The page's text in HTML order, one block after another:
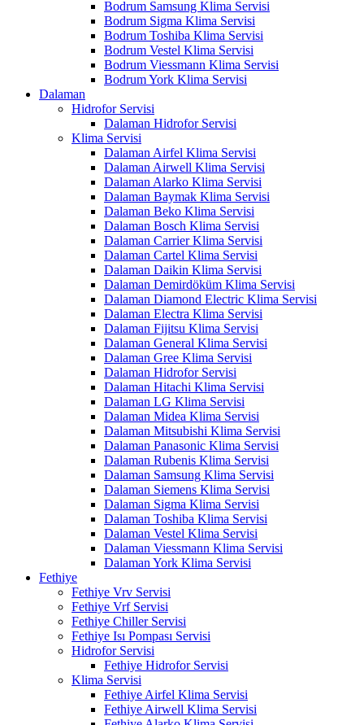
Bodrum Samsung Klima Servisi
Bodrum Sigma Klima Servisi
Bodrum Toshiba Klima Servisi
Bodrum Vestel Klima Servisi
Bodrum Viessmann Klima Servisi
Bodrum York Klima Servisi
Dalaman
Hidrofor Servisi
Dalaman Hidrofor Servisi
Klima Servisi
Dalaman Airfel Klima Servisi
Dalaman Airwell Klima Servisi
Dalaman Alarko Klima Servisi
Dalaman Baymak Klima Servisi
Dalaman Beko Klima Servisi
Dalaman Bosch Klima Servisi
Dalaman Carrier Klima Servisi
Dalaman Cartel Klima Servisi
Dalaman Daikin Klima Servisi
Dalaman Demirdöküm Klima Servisi
Dalaman Diamond Electric Klima Servisi
Dalaman Electra Klima Servisi
Dalaman Fijitsu Klima Servisi
Dalaman General Klima Servisi
Dalaman Gree Klima Servisi
Dalaman Hidrofor Servisi
Dalaman Hitachi Klima Servisi
Dalaman LG Klima Servisi
Dalaman Midea Klima Servisi
Dalaman Mitsubishi Klima Servisi
Dalaman Panasonic Klima Servisi
Dalaman Rubenis Klima Servisi
Dalaman Samsung Klima Servisi
Dalaman Siemens Klima Servisi
Dalaman Sigma Klima Servisi
Dalaman Toshiba Klima Servisi
Dalaman Vestel Klima Servisi
Dalaman Viessmann Klima Servisi
Dalaman York Klima Servisi
Fethiye
Fethiye Vrv Servisi
Fethiye Vrf Servisi
Fethiye Chiller Servisi
Fethiye Isı Pompası Servisi
Hidrofor Servisi
Fethiye Hidrofor Servisi
Klima Servisi
Fethiye Airfel Klima Servisi
Fethiye Airwell Klima Servisi